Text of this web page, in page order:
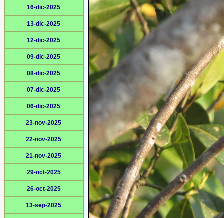
16-dic-2025
13-dic-2025
12-dic-2025
09-dic-2025
08-dic-2025
07-dic-2025
06-dic-2025
23-nov-2025
22-nov-2025
21-nov-2025
29-oct-2025
26-oct-2025
13-sep-2025